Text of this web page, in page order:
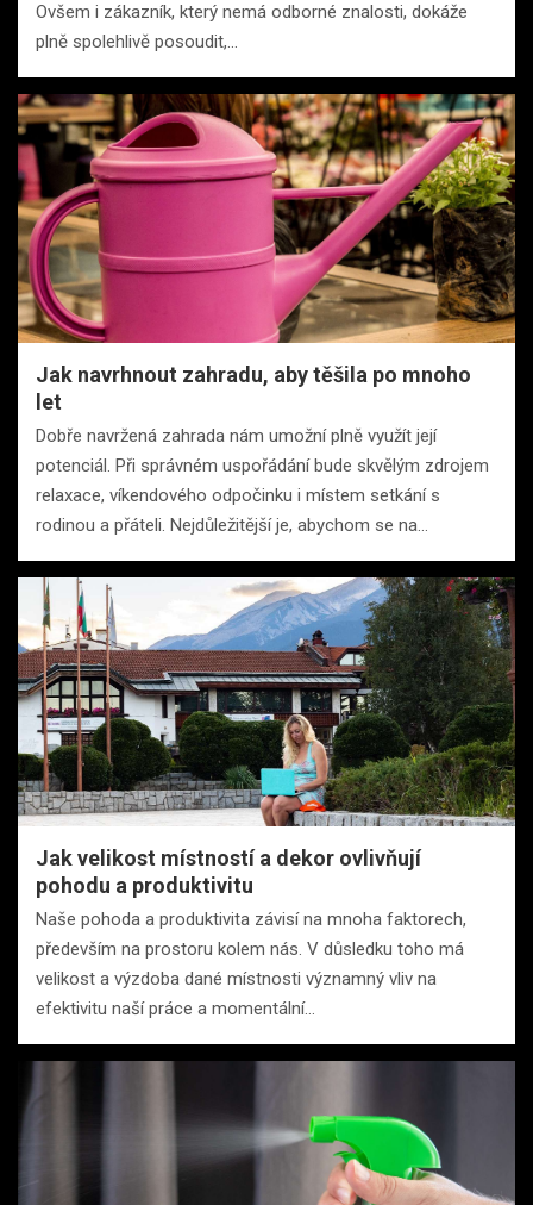
Ovšem i zákazník, který nemá odborné znalosti, dokáže
plně spolehlivě posoudit,…
Jak navrhnout zahradu, aby těšila po mnoho
let
Dobře navržená zahrada nám umožní plně využít její
potenciál. Při správném uspořádání bude skvělým zdrojem
relaxace, víkendového odpočinku i místem setkání s
rodinou a přáteli. Nejdůležitější je, abychom se na…
Jak velikost místností a dekor ovlivňují
pohodu a produktivitu
Naše pohoda a produktivita závisí na mnoha faktorech,
především na prostoru kolem nás. V důsledku toho má
velikost a výzdoba dané místnosti významný vliv na
efektivitu naší práce a momentální…